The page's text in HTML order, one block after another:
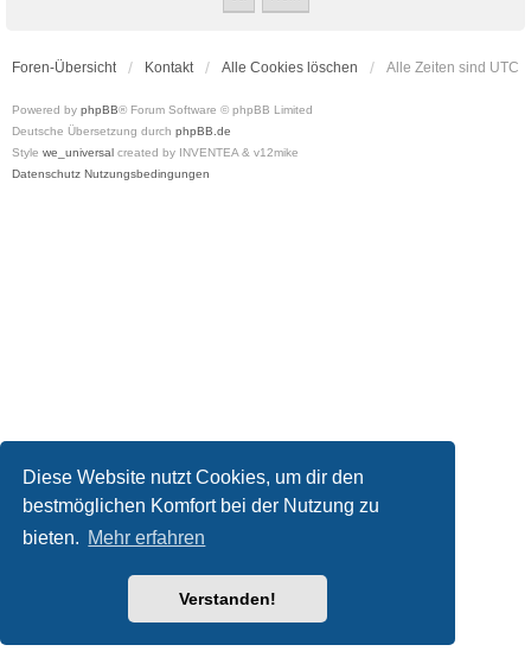
Diese Website nutzt Cookies, um dir den
bestmöglichen Komfort bei der Nutzung zu
bieten. Mehr erfahren
Verstanden!
Foren-Übersicht Kontakt Alle Cookies löschen Alle Zeiten sind UTC
Powered by phpBB® Forum Software © phpBB Limited
Deutsche Übersetzung durch phpBB.de
Style we_universal created by INVENTEA & v12mike
Datenschutz Nutzungsbedingungen